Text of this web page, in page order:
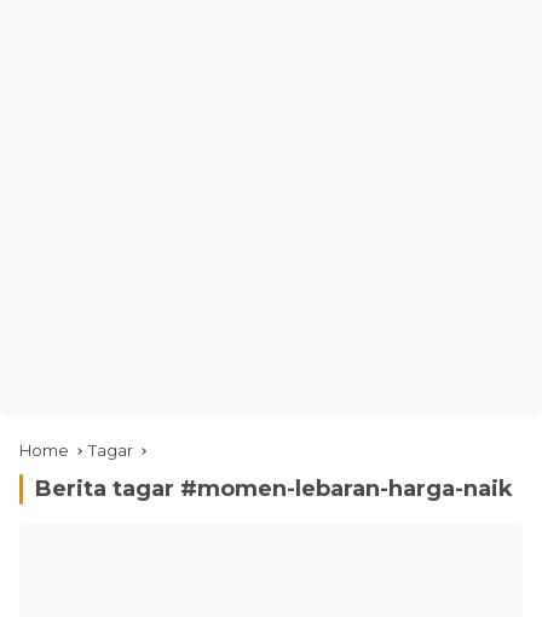
Home Tagar
Berita tagar #momen-lebaran-harga-naik